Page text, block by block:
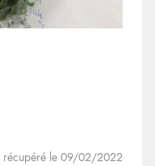
récupéré le 09/02/2022